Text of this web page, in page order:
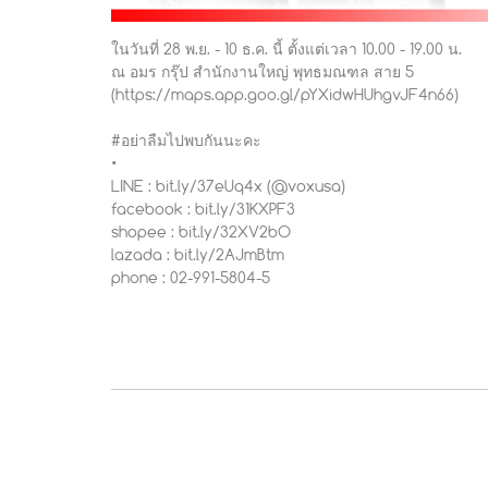
ในวันที่ 28 พ.ย. - 10 ธ.ค. นี้ ตั้งแต่เวลา 10.00 - 19.00 น.
ณ อมร กรุ๊ป สำนักงานใหญ่ พุทธมณฑล สาย 5
(https://maps.app.goo.gl/pYXidwHUhgvJF4n66)
#อย่าลืมไปพบกันนะคะ
•
LINE : bit.ly/37eUq4x (@voxusa)
facebook : bit.ly/31KXPF3
shopee : bit.ly/32XV2bO
lazada : bit.ly/2AJmBtm
phone : 02-991-5804-5